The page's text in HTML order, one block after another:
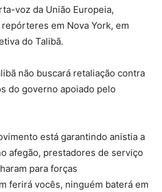
voz da União Europeia,
em Nova York, em
do Talibã.
não buscará retaliação contra
do governo apoiado pelo
está garantindo anistia a
afegão, prestadores de serviço
para forças
ferirá vocês, ninguém baterá em